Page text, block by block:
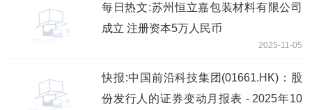
每日热文:苏州恒立嘉包装材料有限公司
成立 注册资本5万人民币
2025-11-05
快报:中国前沿科技集团(01661.HK)：股
份发行人的证券变动月报表 - 2025年10